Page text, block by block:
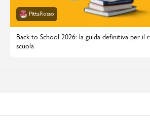
PittaRosso
Back to School 2026: la guida definitiva per il
scuola